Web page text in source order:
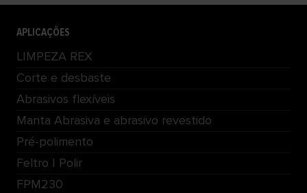
APLICAÇÕES
LIMPEZA REX
Corte e desbaste
Abrasivos flexíveis
Manta Abrasiva e abrasivo revestido
Pré-polimento
Feltro | Polir
FPM230